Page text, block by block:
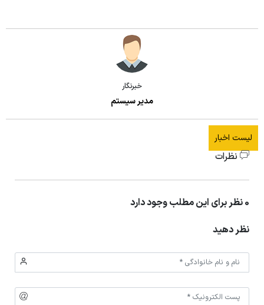
خبرنگار
مدیر سیستم
لیست اخبار
نظرات
0 نظر برای این مطلب وجود دارد
نظر دهید